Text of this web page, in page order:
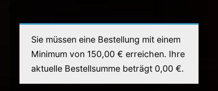
Sie müssen eine Bestellung mit einem
Minimum von 150,00 € erreichen. Ihre
aktuelle Bestellsumme beträgt 0,00 €.